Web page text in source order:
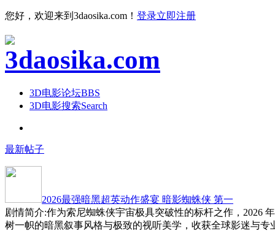
您好，欢迎来到3daosika.com！ 登录立即注册
3D电影论坛BBS
3D电影搜索Search
最新帖子
2026最强暗黑超英动作盛宴 暗影蜘蛛侠 第一
剧情简介:作为索尼蜘蛛侠宇宙极具突破性的标杆之作，2026
树一帜的暗黑叙事风格与极致的视听美学，收获全球影迷与